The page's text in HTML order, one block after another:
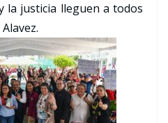
la justicia lleguen a todos